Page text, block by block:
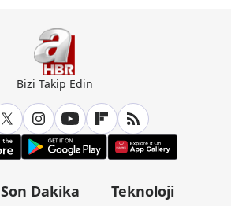
Bizi Takip Edin
Son Dakika
Teknoloji